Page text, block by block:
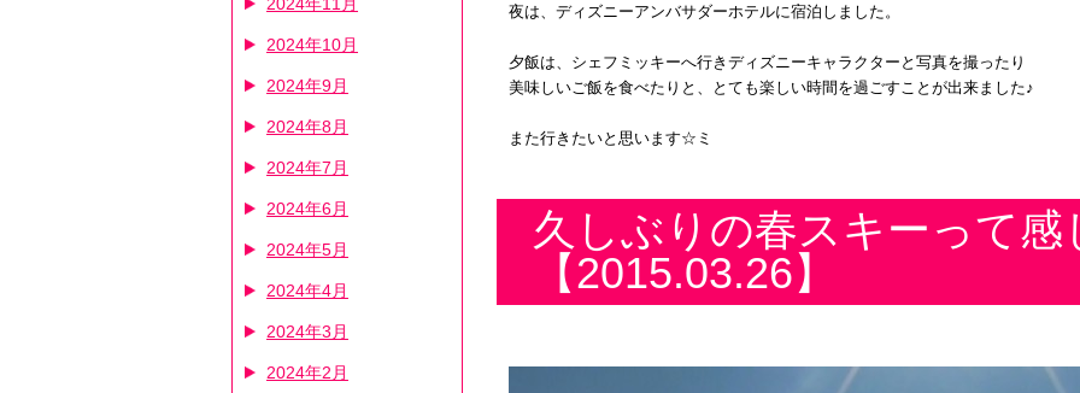
2024年10月
2024年9月
2024年8月
2024年7月
2024年6月
2024年5月
2024年4月
2024年3月
2024年2月
夜は、ディズニーアンバサダーホテルに宿泊しました。
夕飯は、シェフミッキーへ行きディズニーキャラクターと写真を撮ったり
美味しいご飯を食べたりと、とても楽しい時間を過ごすことが出来ました♪
また行きたいと思います☆ミ
久しぶりの春スキーって
【2015.03.26】